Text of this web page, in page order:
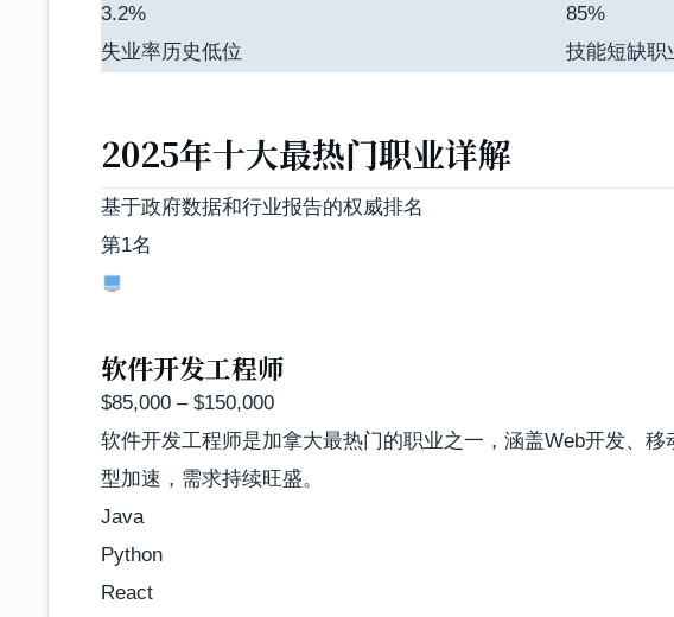
3.2%
失业率历史低位
85%
技能短缺职
2025年十大最热门职业详解
基于政府数据和行业报告的权威排名
第1名
软件开发工程师
$85,000 – $150,000
软件开发工程师是加拿大最热门的职业之一，涵盖Web开发、
型加速，需求持续旺盛。
Java
Python
React